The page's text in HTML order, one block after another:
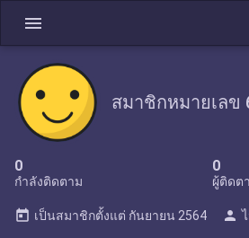
menu
สมาชิกหมายเลข
0
กำลังติดตาม
0
ผู้ติดต
today เป็นสมาชิกตั้งแต่ กันยายน 2564 person